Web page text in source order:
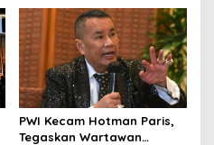
PWI Kecam Hotman Paris,
Tegaskan Wartawan